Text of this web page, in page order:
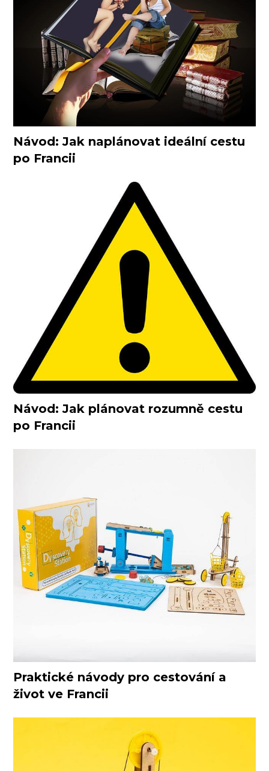
Návod: Jak naplánovat ideální cestu
po Francii
Návod: Jak plánovat rozumně cestu
po Francii
Praktické návody pro cestování a
život ve Francii